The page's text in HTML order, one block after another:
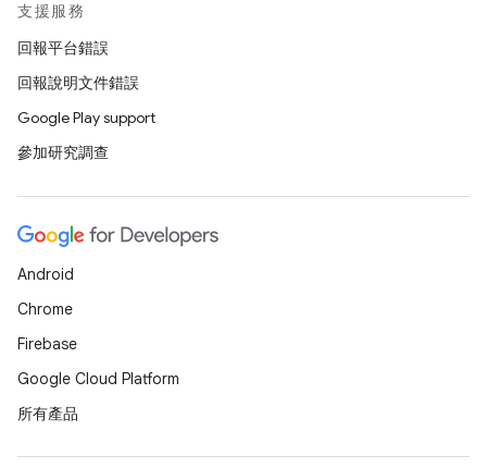
支援服務
回報平台錯誤
回報說明文件錯誤
Google Play support
參加研究調查
Android
Chrome
Firebase
Google Cloud Platform
所有產品